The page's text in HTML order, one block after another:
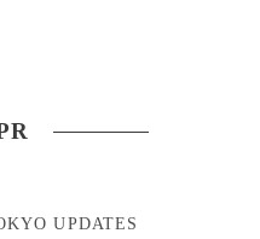
UPDATES